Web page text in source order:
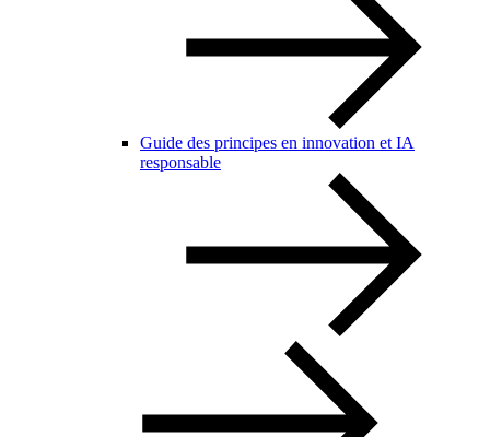
Guide des principes en innovation et IA
responsable